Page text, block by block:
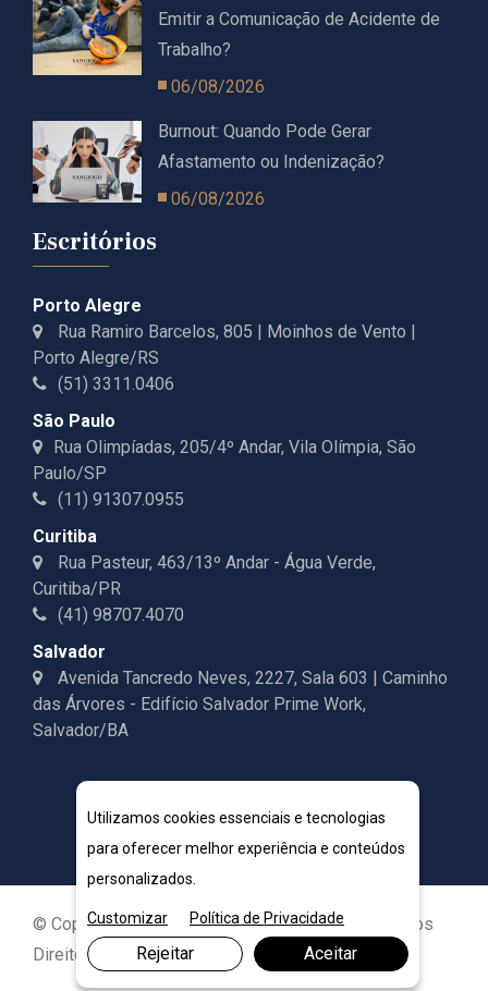
Emitir a Comunicação de Acidente de
Trabalho?
06/08/2026
Burnout: Quando Pode Gerar
Afastamento ou Indenização?
06/08/2026
Escritórios
Porto Alegre
Rua Ramiro Barcelos, 805 | Moinhos de Vento |
Porto Alegre/RS
(51) 3311.0406
São Paulo
Rua Olimpíadas, 205/4º Andar, Vila Olímpia, São
Paulo/SP
(11) 91307.0955
Curitiba
Rua Pasteur, 463/13º Andar - Água Verde,
Curitiba/PR
(41) 98707.4070
Salvador
Avenida Tancredo Neves, 2227, Sala 603 | Caminho
das Árvores - Edifício Salvador Prime Work,
Salvador/BA
© Copyright 2026. DIVIA Marketing Digital. Todos os
Direitos Reservados
Utilizamos cookies essenciais e tecnologias
para oferecer melhor experiência e conteúdos
personalizados.
Customizar Política de Privacidade
Rejeitar Aceitar